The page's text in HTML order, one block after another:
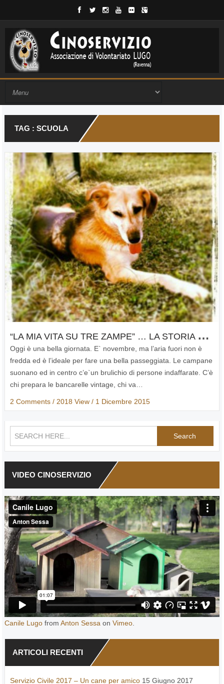
TAG : SCUOLA
“
LA MIA VITA SU TRE ZAMPE” … LA STORIA DI ZOPPY, UNA CANETTA ADOTTATA E FELICE
Oggi è una bella giornata. E` novembre, ma l’aria fuori non è
fredda ed è l’ideale per fare una bella passeggiata. Le campane
suonano ed in centro c’e`un brulichio di persone indaffarate. C’è
chi prepara le bancarelle vintage, chi va…
2 Comments/ 2018 View / 1 Dicembre 2015
Search
VIDEO CINOSERVIZIO
Canile Lugofrom Anton Sessa on Vimeo.
ARTICOLI RECENTI
Servizio Civile 2017 – Un cane per amico 15 Giugno 2017